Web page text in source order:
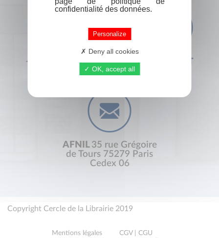
+33 (0) 1 44 41 29 19 CONTACT
AFNIL 35 rue Grégoire
de Tours 75279 Paris
Cedex 06
Copyright Cercle de la Librairie 2019
Mentions légales
CGV | CGU
confidentialité des données.
Personalize
Deny all cookies
OK, accept all